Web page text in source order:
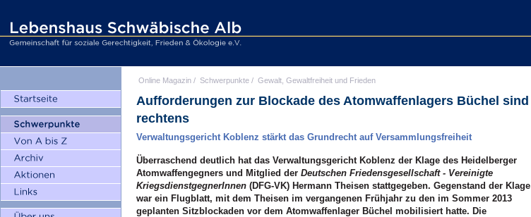
Online Magazin / Schwerpunkte / Gewalt, Gewaltfreiheit und Frieden
Aufforderungen zur Blockade des Atomwaffenlagers Büchel sind
rechtens
Verwaltungsgericht Koblenz stärkt das Grundrecht auf Versammlungsfreiheit
Überraschend deutlich hat das Verwaltungsgericht Koblenz der Klage des Heidelberger
Atomwaffengegners und Mitglied der Deutschen Friedensgesellschaft - Vereinigte
KriegsdienstgegnerInnen (DFG-VK) Hermann Theisen stattgegeben. Gegenstand der Klage
war ein Flugblatt, mit dem Theisen im vergangenen Frühjahr zu den im Sommer 2013
geplanten Sitzblockaden vor dem Atomwaffenlager Büchel mobilisiert hatte. Die